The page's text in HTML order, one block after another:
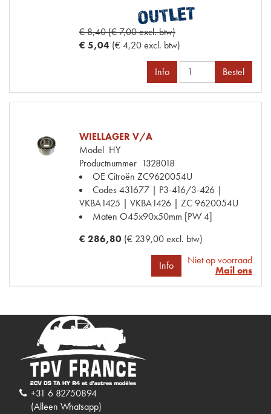
€ 8,40 (€ 7,00 excl. btw)
€ 5,04 (€ 4,20 excl. btw)
Info Bestel
WIELLAGER V/A
Model HY
Productnummer 1328018
OE Citroën ZC9620054U
Codes431677 | P3-416/3-426 |
VKBA1425 | VKBA1426 | ZC 9620054U
Maten O45x90x50mm [PW 4]
€ 286,80 (€ 239,00 excl. btw)
Info
Niet op voorraad
Mail ons
+31 6 82750894
(Alleen Whatsapp)